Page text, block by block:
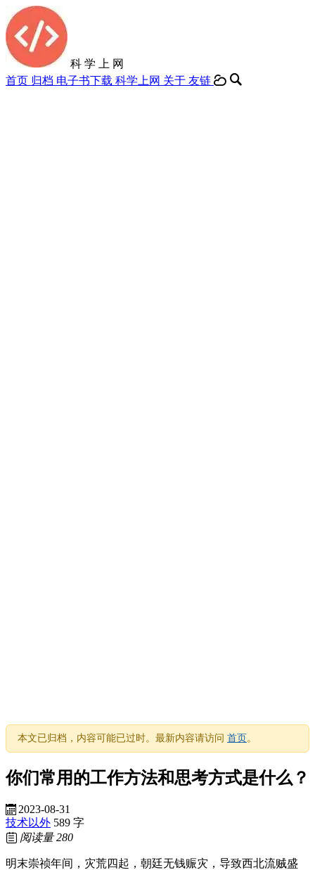
科 学 上 网
首页 归档 电子书下载 科学上网 关于 友链
本文已归档，内容可能已过时。最新内容请访问 首页。
你们常用的工作方法和思考方式是什么？
2023-08-31
技术以外 589 字
阅读量280
明末崇祯年间，灾荒四起，朝廷无钱赈灾，导致西北流贼盛